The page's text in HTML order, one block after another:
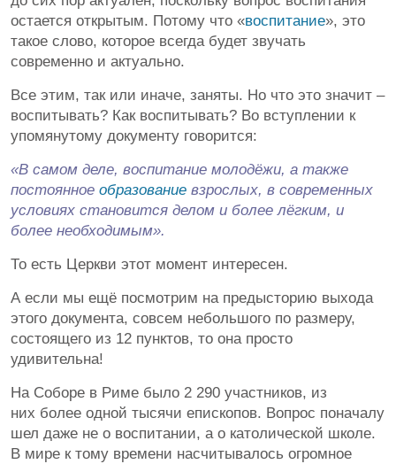
остается открытым. Потому что «воспитание», это
такое слово, которое всегда будет звучать
современно и актуально.
Все этим, так или иначе, заняты. Но что это значит –
воспитывать? Как воспитывать? Во вступлении к
упомянутому документу говорится:
«В самом деле, воспитание молодёжи, а также
постоянное образование взрослых, в современных
условиях становится делом и более лёгким, и
более необходимым».
То есть Церкви этот момент интересен.
А если мы ещё посмотрим на предысторию выхода
этого документа, совсем небольшого по размеру,
состоящего из 12 пунктов, то она просто
удивительна!
На Соборе в Риме было 2 290 участников, из
них более одной тысячи епископов. Вопрос поначалу
шел даже не о воспитании, а о католической школе.
В мире к тому времени насчитывалось огромное